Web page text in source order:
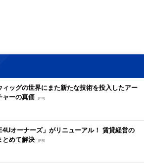
ィッグの世界にまた新たな技術を投入したアー
ャーの真価 [PR]
オーナーズ」がリニューアル！ 賃貸経営の
とめて解決 [PR]